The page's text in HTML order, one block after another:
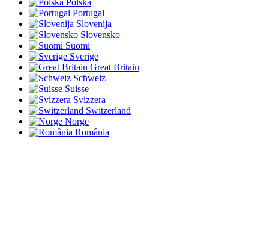
Polska
Portugal
Slovenija
Slovensko
Suomi
Sverige
Great Britain
Schweiz
Suisse
Svizzera
Switzerland
Norge
România